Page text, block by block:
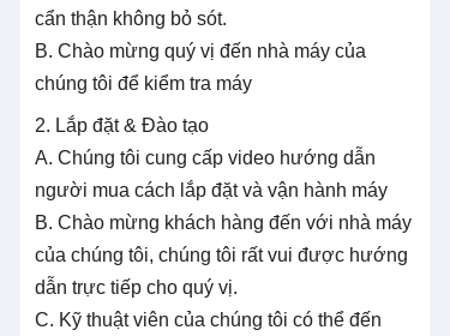
cẩn thận không bỏ sót.
B. Chào mừng quý vị đến nhà máy của
chúng tôi để kiểm tra máy
2. Lắp đặt & Đào tạo
A. Chúng tôi cung cấp video hướng dẫn
người mua cách lắp đặt và vận hành máy
B. Chào mừng khách hàng đến với nhà máy
của chúng tôi, chúng tôi rất vui được hướng
dẫn trực tiếp cho quý vị.
C. Kỹ thuật viên của chúng tôi có thể đến